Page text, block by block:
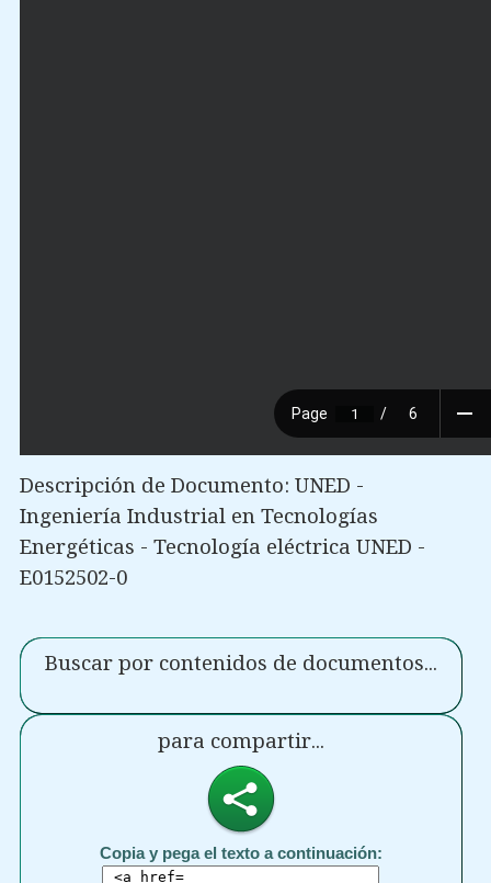
Descripción de Documento: UNED -
Ingeniería Industrial en Tecnologías
Energéticas - Tecnología eléctrica UNED -
E0152502-0
Buscar por contenidos de documentos...
para compartir...
Copia y pega el texto a continuación: